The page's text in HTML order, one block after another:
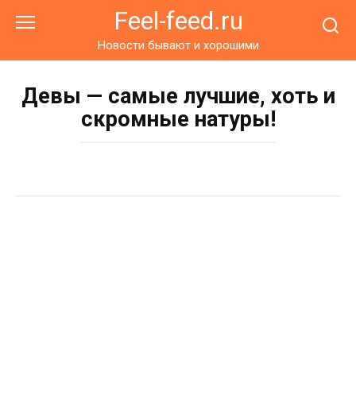
Feel-feed.ru
Новости бывают и хорошими
Девы — самые лучшие, хоть и
скромные натуры!